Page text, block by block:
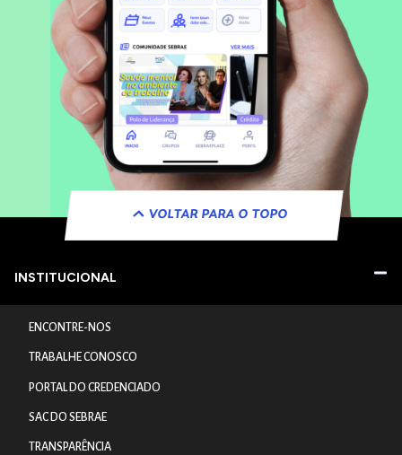
VOLTAR PARA O TOPO
INSTITUCIONAL
ENCONTRE-NOS
TRABALHE CONOSCO
PORTAL DO CREDENCIADO
SAC DO SEBRAE
TRANSPARÊNCIA